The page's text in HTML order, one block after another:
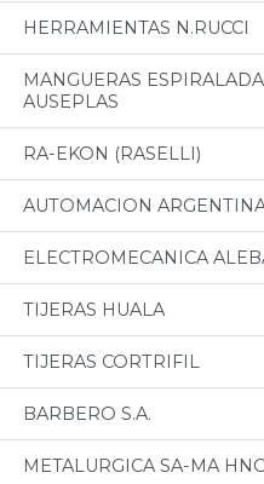
HERRAMIENTAS N.RUCCI
MANGUERAS
AUSEPLAS
RA-EKON (RASELLI)
AUTOMACION
ELECTROMECANICA
TIJERAS HUALA
TIJERAS CORTRIFIL
BARBERO S.A.
METALURGICA SA-MA